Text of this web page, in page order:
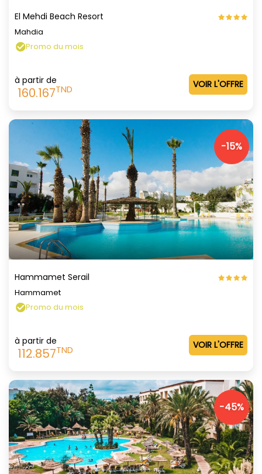
El Mehdi Beach Resort
Mahdia
Promo du mois
à partir de
160.167TND VOIR L'OFFRE
-15%
Hammamet Serail
Hammamet
Promo du mois
à partir de
112.857TND VOIR L'OFFRE
-45%